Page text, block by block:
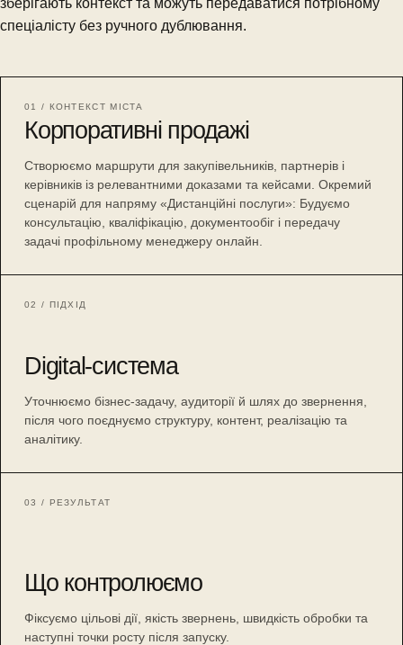
спеціалісту без ручного дублювання.
01 / КОНТЕКСТ МІСТА
Корпоративні продажі
Створюємо маршрути для закупівельників, партнерів і
керівників із релевантними доказами та кейсами. Окремий
сценарій для напряму «Дистанційні послуги»: Будуємо
консультацію, кваліфікацію, документообіг і передачу
задачі профільному менеджеру онлайн.
02 / ПІДХІД
Digital-система
Уточнюємо бізнес-задачу, аудиторії й шлях до звернення,
після чого поєднуємо структуру, контент, реалізацію та
аналітику.
03 / РЕЗУЛЬТАТ
Що контролюємо
Фіксуємо цільові дії, якість звернень, швидкість обробки та
наступні точки росту після запуску.